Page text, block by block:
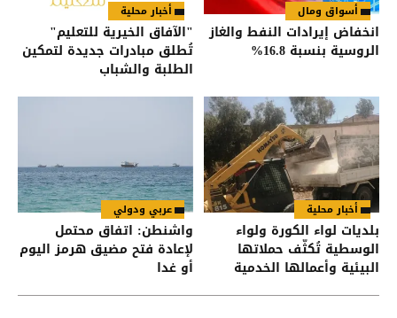
أسواق ومال
انخفاض إيرادات النفط والغاز
الروسية بنسبة 16.8%
أخبار محلية
"الآفاق الخيرية للتعليم"
تُطلق مبادرات جديدة لتمكين
الطلبة والشباب
أخبار محلية
بلديات لواء الكورة ولواء
الوسطية تُكثّف حملاتها
البيئية وأعمالها الخدمية
عربي ودولي
واشنطن: اتفاق محتمل
لإعادة فتح مضيق هرمز اليوم
أو غدا